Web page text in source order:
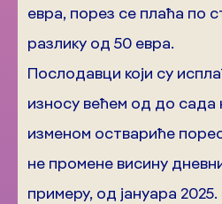
евра, порез се плаћа по
разлику од 50 евра.
Послодавци који су
износу већем од до сада
изменом оствариће
не промене висину
примеру, од јануара